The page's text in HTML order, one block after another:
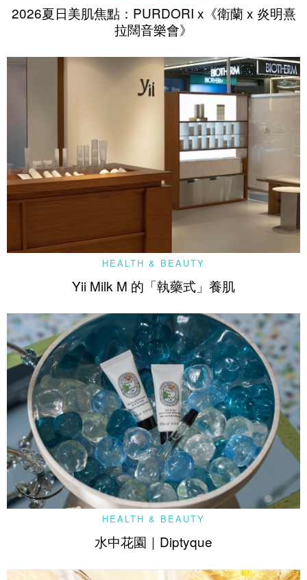
2026夏日美肌焦點：PURDORI x《衛蘭 x 炎明熹
拉闊音樂會》
HEALTH & BEAUTY
Yii Milk M 的「執藥式」養肌
HEALTH & BEAUTY
水中花園｜Diptyque